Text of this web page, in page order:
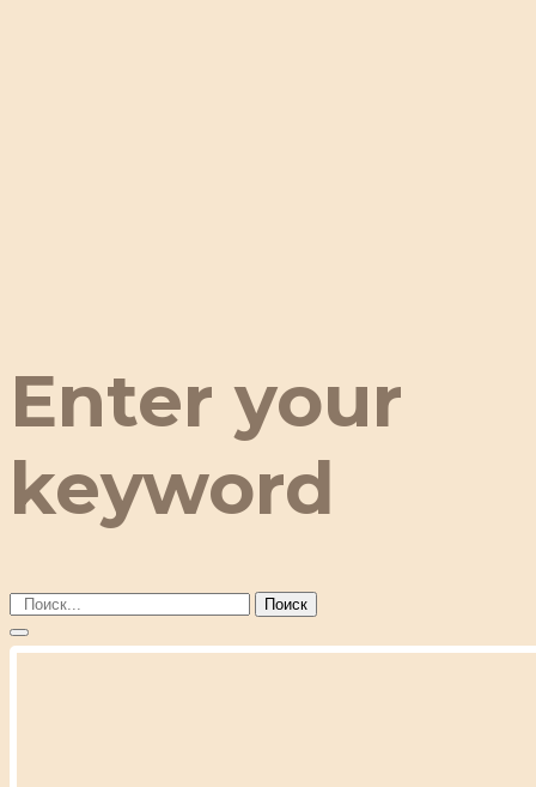
Enter your
keyword
Поиск